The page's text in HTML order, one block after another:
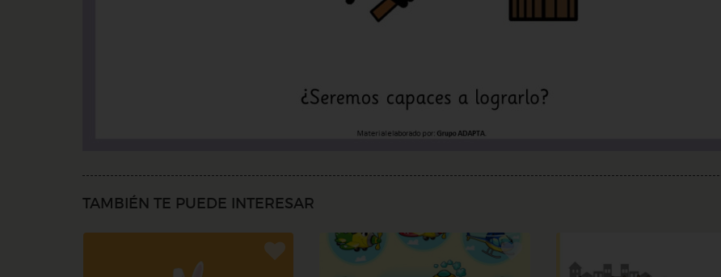
TAMBIÉN TE PUEDE INTERESAR